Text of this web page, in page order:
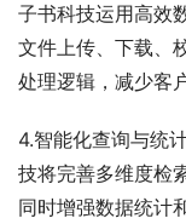
子书科技运用高效
文件上传、下载、
处理逻辑，减少客
4.智能化查询与统
技将完善多维度检
同时增强数据统计